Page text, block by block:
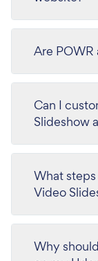
Are
Can I
Slideshow
What
Video
Why